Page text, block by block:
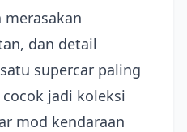
merasakan
dan detail
supercar paling
jadi koleksi
mod kendaraan